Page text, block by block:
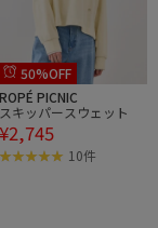
50%OFF
ROPÉ PICNIC
スキッパースウェット
¥2,745
10件